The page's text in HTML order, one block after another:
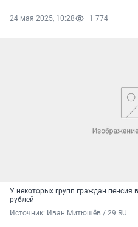
24 мая 2025, 10:28 1 774
У некоторых групп граждан пенсия
рублей
Источник: Иван Митюшёв / 29.RU